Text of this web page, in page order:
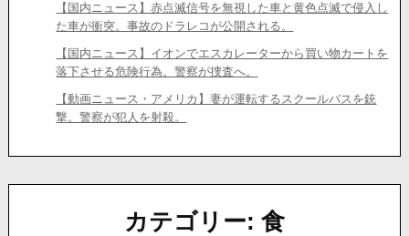
【国内ニュース】赤点滅信号を無視した車と黄色点滅で侵入し
た車が衝突。事故のドラレコが公開される。
【国内ニュース】イオンでエスカレーターから買い物カートを
落下させる危険行為。警察が捜査へ。
【動画ニュース・アメリカ】妻が運転するスクールバスを銃
撃。警察が犯人を射殺。
カテゴリー: 食